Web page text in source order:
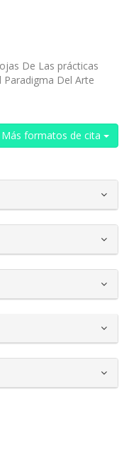
De Las prácticas
Paradigma Del Arte
Más formatos de cita